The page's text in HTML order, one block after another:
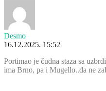
Desmo
16.12.2025. 15:52
Portimao je čudna staza sa
ima Brno, pa i Mugello..da ne